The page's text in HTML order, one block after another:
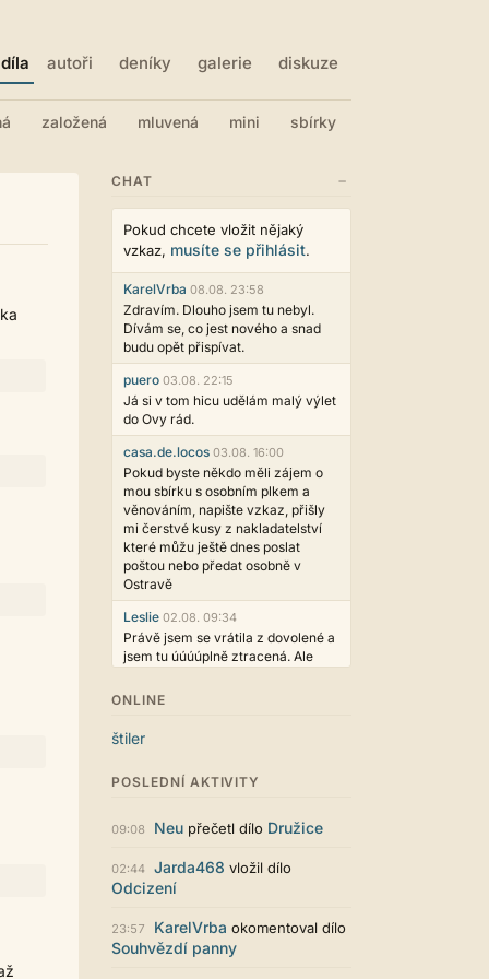
díla autoři deníky galerie diskuze
založená mluvená mini sbírky
CHAT −
Pokud chcete vložit nějaký
vzkaz, musíte se přihlásit.
KarelVrba 08.08. 23:58
Zdravím. Dlouho jsem tu nebyl.
Dívám se, co jest nového a snad
budu opět přispívat.
puero 03.08. 22:15
Já si v tom hicu udělám malý výlet
do Ovy rád.
casa.de.locos 03.08. 16:00
Pokud byste někdo měli zájem o
mou sbírku s osobním plkem a
věnováním, napište vzkaz, přišly
mi čerstvé kusy z nakladatelství
které můžu ještě dnes poslat
poštou nebo předat osobně v
Ostravě
Leslie 02.08. 09:34
Právě jsem se vrátila z dovolené a
jsem tu úúúúplně ztracená. Ale
casa.de.locos
wow, toto je hodně nezvyk, ale
není to vůbec ošklivé
Jarda468 31.07. 12:50
reklama co zasahovala do chatu je
myslím také už v pořádku,
Singularis
vzhledu. Na některých místech
jsou sice mezi prvky příliš velké
ONLINE
štiler
POSLEDNÍ AKTIVITY
09:08 Neu přečetl dílo Družice
02:44 Jarda468 vložil dílo
Odcizení
23:57 KarelVrba okomentoval dílo
Souhvězdí panny